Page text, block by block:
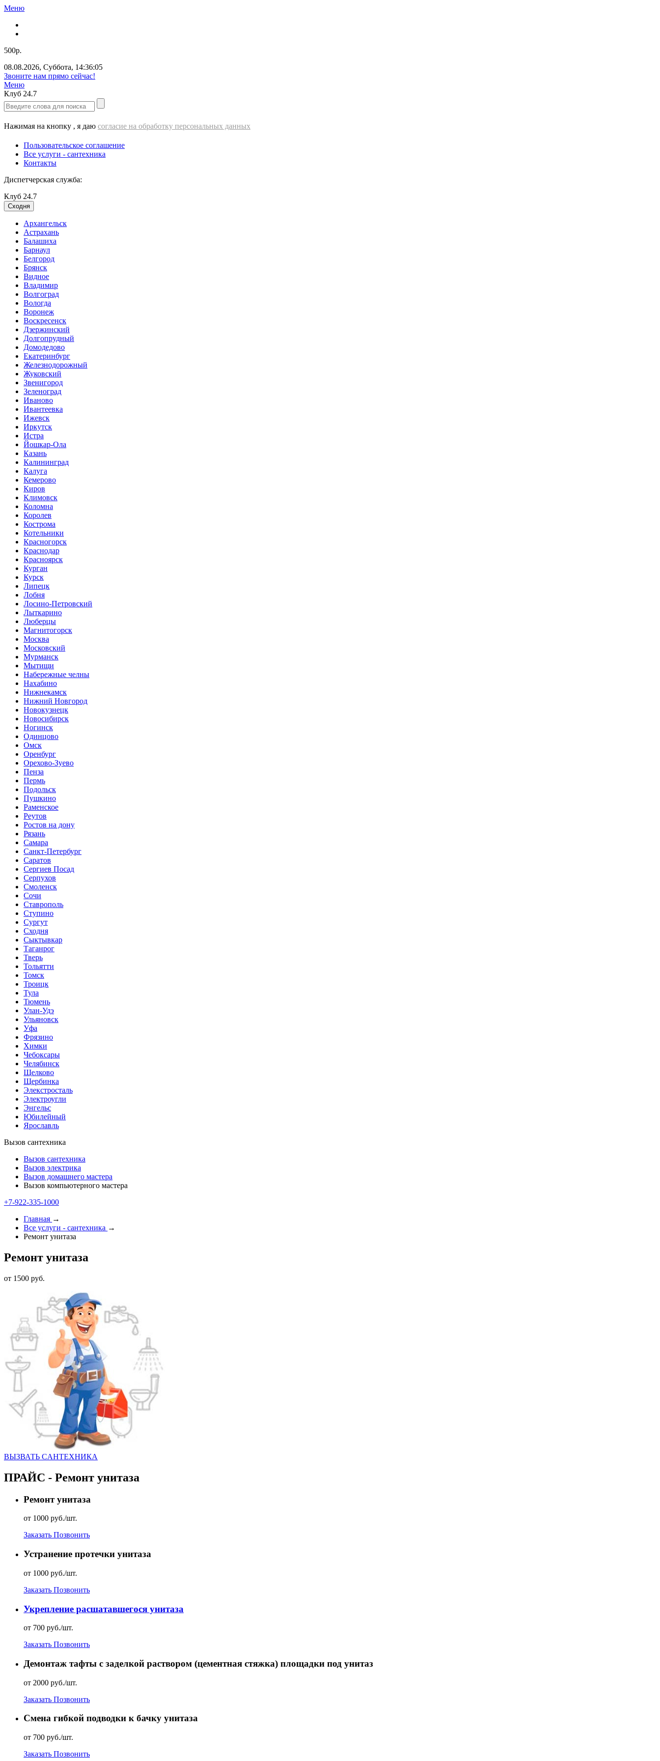
Меню
500р.
08.08.2026, Суббота, 14:36:06
Звоните нам прямо сейчас!
Меню
Клуб 24.7
Нажимая на кнопку , я даю согласие на обработку персональных данных
Пользовательское соглашение
Все услуги - cантехника
Контакты
Диспетчерская служба:
Клуб 24.7
Сходня
Архангельск
Астрахань
Балашиха
Барнаул
Белгород
Брянск
Видное
Владимир
Волгоград
Вологда
Воронеж
Воскресенск
Дзержинский
Долгопрудный
Домодедово
Екатеринбург
Железнодорожный
Жуковский
Звенигород
Зеленоград
Иваново
Ивантеевка
Ижевск
Иркутск
Истра
Йошкар-Ола
Казань
Калининград
Калуга
Кемерово
Киров
Климовск
Коломна
Королев
Кострома
Котельники
Красногорск
Краснодар
Красноярск
Курган
Курск
Липецк
Лобня
Лосино-Петровский
Лыткарино
Люберцы
Магнитогорск
Москва
Московский
Мурманск
Мытищи
Набережные челны
Нахабино
Нижнекамск
Нижний Новгород
Новокузнецк
Новосибирск
Ногинск
Одинцово
Омск
Оренбург
Орехово-Зуево
Пенза
Пермь
Подольск
Пушкино
Раменское
Реутов
Ростов на дону
Рязань
Самара
Санкт-Петербург
Саратов
Сергиев Посад
Серпухов
Смоленск
Сочи
Ставрополь
Ступино
Сургут
Сходня
Сыктывкар
Таганрог
Тверь
Тольятти
Томск
Троицк
Тула
Тюмень
Улан-Удэ
Ульяновск
Уфа
Фрязино
Химки
Чебоксары
Челябинск
Щелково
Щербинка
Элекстросталь
Электроугли
Энгельс
Юбилейный
Ярославль
Вызов сантехника
Вызов сантехника
Вызов электрика
Вызов домашнего мастера
Вызов компьютерного мастера
+7-922-335-1000
Главная →
Все услуги - cантехника →
Ремонт унитаза
Ремонт унитаза
от 1500 руб.
ВЫЗВАТЬ CАНТЕХНИКА
ПРАЙС - Ремонт унитаза
Ремонт унитаза
от 1000 руб./шт.
Заказать Позвонить
Устранение протечки унитаза
от 1000 руб./шт.
Заказать Позвонить
Укрепление расшатавшегося унитаза
от 700 руб./шт.
Заказать Позвонить
Демонтаж тафты с заделкой раствором (цементная стяжка) площадки под унитаз
от 2000 руб./шт.
Заказать Позвонить
Смена гибкой подводки к бачку унитаза
от 700 руб./шт.
Заказать Позвонить